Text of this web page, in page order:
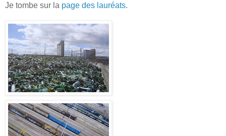
Je tombe sur la page des lauréats.